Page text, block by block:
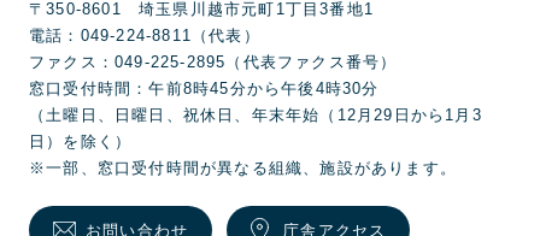
〒350-8601 埼玉県川越市元町1丁目3番地1
電話：049-224-8811（代表）
ファクス：049-225-2895（代表ファクス番号）
窓口受付時間：午前8時45分から午後4時30分
（土曜日、日曜日、祝休日、年末年始（12月29日から1月3
日）を除く）
※一部、窓口受付時間が異なる組織、施設があります。
お問い合わせ 庁舎アクセス